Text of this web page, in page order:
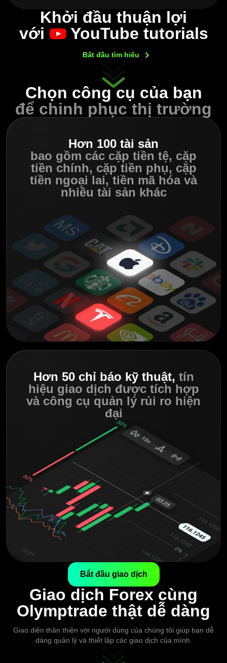
Khởi đầu thuận lợi
với
YouTube tutorials
Bắt đầu tìm hiểu
Chọn công cụ của bạn
để chinh phục thị trường
Hơn 100 tài sản
bao gồm các cặp tiền tệ, cặp
tiền chính, cặp tiền phụ, cặp
tiền ngoại lai, tiền mã hóa và
nhiều tài sản khác
Hơn 50 chỉ báo kỹ thuật, tín
hiệu giao dịch được tích hợp
và công cụ quản lý rủi ro hiện
đại
Bắt đầu giao dịch
Giao dịch Forex cùng
Olymptrade thật dễ dàng
Giao diện thân thiện với người dùng của chúng tôi giúp bạn dễ
dàng quản lý và thiết lập các giao dịch của mình.